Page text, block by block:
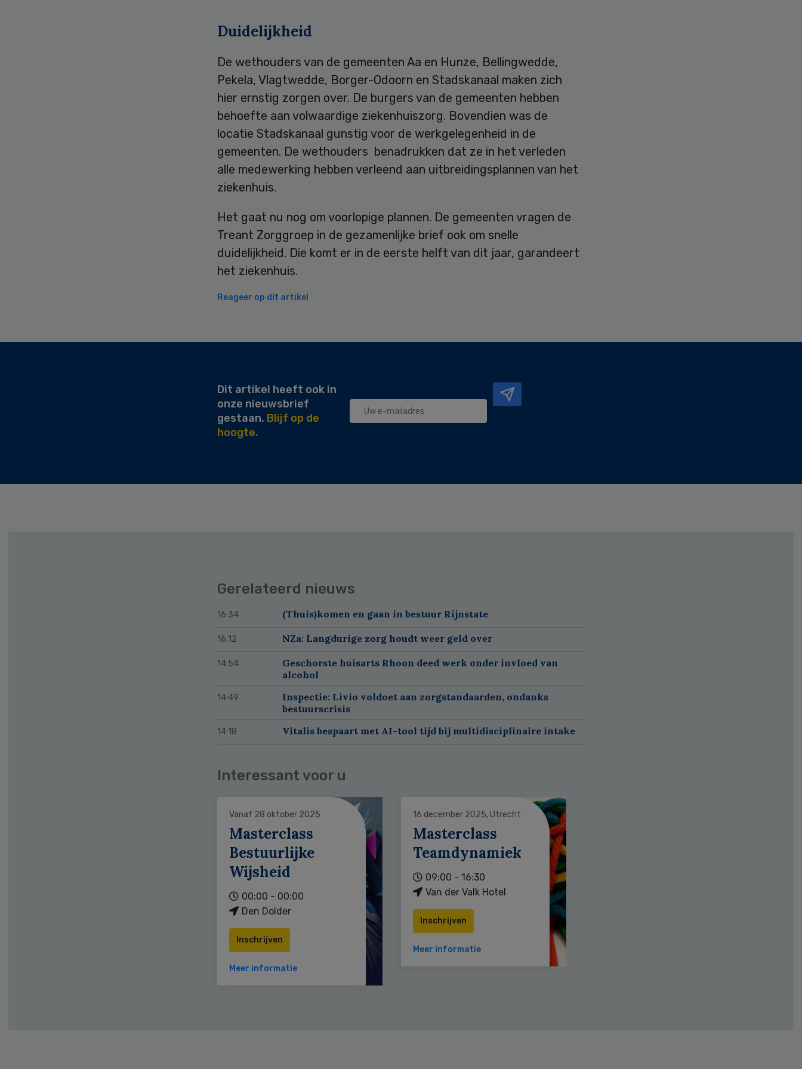
Duidelijkheid
De wethouders van de gemeenten Aa en Hunze, Bellingwedde,
Pekela, Vlagtwedde, Borger-Odoorn en Stadskanaal maken zich
hier ernstig zorgen over. De burgers van de gemeenten hebben
behoefte aan volwaardige ziekenhuiszorg. Bovendien was de
locatie Stadskanaal gunstig voor de werkgelegenheid in de
gemeenten. De wethouders benadrukken dat ze in het verleden
alle medewerking hebben verleend aan uitbreidingsplannen van het
ziekenhuis.
Het gaat nu nog om voorlopige plannen. De gemeenten vragen de
Treant Zorggroep in de gezamenlijke brief ook om snelle
duidelijkheid. Die komt er in de eerste helft van dit jaar, garandeert
het ziekenhuis.
Reageer op dit artikel
Dit artikel heeft ook in
onze nieuwsbrief
gestaan. Blijf op de
hoogte.
Gerelateerd nieuws
16:34 (Thuis)komen en gaan in bestuur Rijnstate
16:12 NZa: Langdurige zorg houdt weer geld over
14:54
Geschorste huisarts Rhoon deed werk onder invloed van
alcohol
14:49
Inspectie: Livio voldoet aan zorgstandaarden, ondanks
bestuurscrisis
14:18 Vitalis bespaart met AI-tool tijd bij multidisciplinaire intake
Interessant voor u
Vanaf 28 oktober 2025
Masterclass
Bestuurlijke
Wijsheid
00:00 - 00:00
Den Dolder
Inschrijven
Meer informatie
16 december 2025, Utrecht
Masterclass
Teamdynamiek
09:00 - 16:30
Van der Valk Hotel
Inschrijven
Meer informatie